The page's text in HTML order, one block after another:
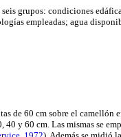
grupos: condiciones
empleadas; agua
de 60 cm sobre el camellón
40 y 60 cm. Las mismas se